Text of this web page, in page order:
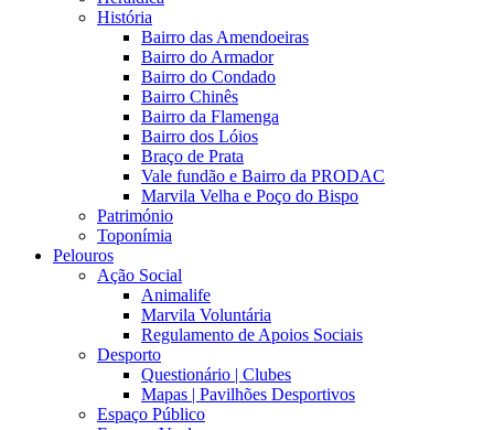
História
Bairro das Amendoeiras
Bairro do Armador
Bairro do Condado
Bairro Chinês
Bairro da Flamenga
Bairro dos Lóios
Braço de Prata
Vale fundão e Bairro da PRODAC
Marvila Velha e Poço do Bispo
Património
Toponímia
Pelouros
Ação Social
Animalife
Marvila Voluntária
Regulamento de Apoios Sociais
Desporto
Questionário | Clubes
Mapas | Pavilhões Desportivos
Espaço Público